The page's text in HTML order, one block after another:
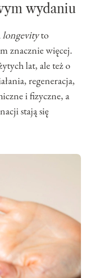
wydaniu
longevityto
znacznie więcej.
lat, ale też o
regeneracja,
i fizyczne, a
stają się